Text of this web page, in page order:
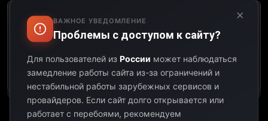
К сожалению, этот
телеканал не
программу передач на
выбранную дату.
×
ВАЖНОЕ УВЕДОМЛЕНИЕ
Проблемы с доступом к сайту?
Для пользователей из России может наблюдаться
замедление работы сайта из-за ограничений и
нестабильной работы зарубежных сервисов и
провайдеров. Если сайт долго открывается или
работает с перебоями, рекомендуем